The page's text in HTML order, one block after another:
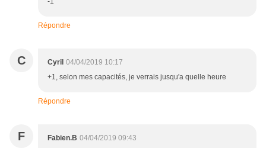
Répondre
C Cyril 04/04/2019 10:17
+1, selon mes capacités, je verrais jusqu'a quelle heure
Répondre
F Fabien.B 04/04/2019 09:43